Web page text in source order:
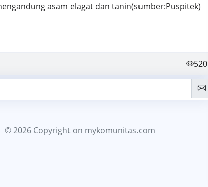
asam elagat dan tanin(sumber:Puspitek)
520
© 2026 Copyright on mykomunitas.com